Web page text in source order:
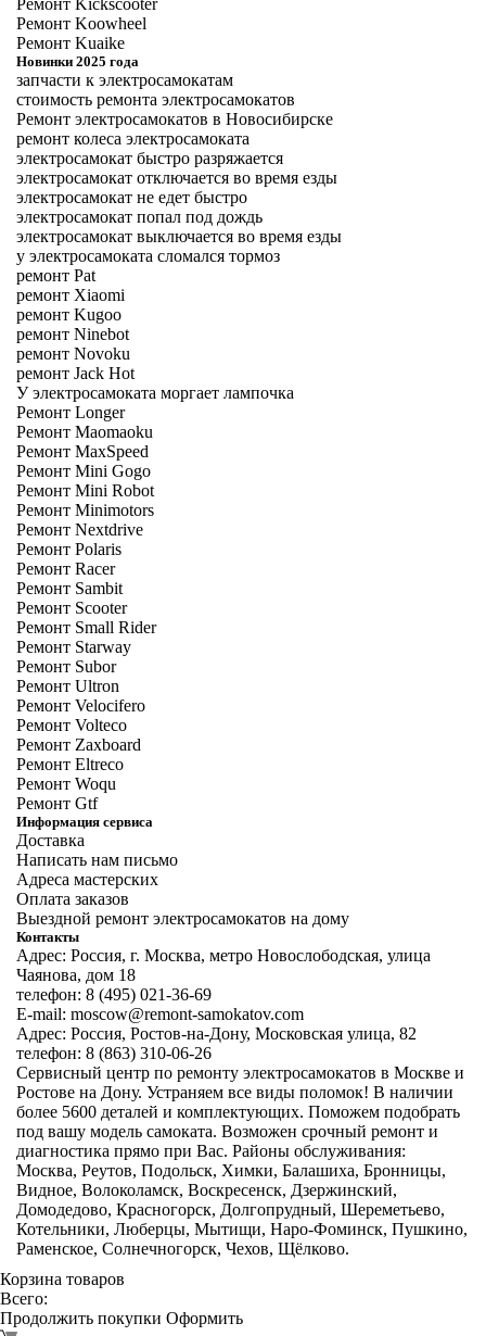
Ремонт Kickscooter
Ремонт Koowheel
Ремонт Kuaike
Новинки 2025 года
запчасти к электросамокатам
стоимость ремонта электросамокатов
Ремонт электросамокатов в Новосибирске
ремонт колеса электросамоката
электросамокат быстро разряжается
электросамокат отключается во время езды
электросамокат не едет быстро
электросамокат попал под дождь
электросамокат выключается во время езды
у электросамоката сломался тормоз
ремонт Pat
ремонт Xiaomi
ремонт Kugoo
ремонт Ninebot
ремонт Novoku
ремонт Jack Hot
У электросамоката моргает лампочка
Ремонт Longer
Ремонт Maomaoku
Ремонт MaxSpeed
Ремонт Mini Gogo
Ремонт Mini Robot
Ремонт Minimotors
Ремонт Nextdrive
Ремонт Polaris
Ремонт Racer
Ремонт Sambit
Ремонт Scooter
Ремонт Small Rider
Ремонт Starway
Ремонт Subor
Ремонт Ultron
Ремонт Velocifero
Ремонт Volteco
Ремонт Zaxboard
Ремонт Eltreco
Ремонт Woqu
Ремонт Gtf
Информация сервиса
Доставка
Написать нам письмо
Адреса мастерских
Оплата заказов
Выездной ремонт электросамокатов на дому
Контакты
Адрес: Россия, г. Москва, метро Новослободская, улица
Чаянова, дом 18
телефон: 8 (495) 021-36-69
E-mail: moscow@remont-samokatov.com
Адрес: Россия, Ростов-на-Дону, Московская улица, 82
телефон: 8 (863) 310-06-26
Сервисный центр по ремонту электросамокатов в Москве и
Ростове на Дону. Устраняем все виды поломок! В наличии
более 5600 деталей и комплектующих. Поможем подобрать
под вашу модель самоката. Возможен срочный ремонт и
диагностика прямо при Вас. Районы обслуживания:
Москва, Реутов, Подольск, Химки, Балашиха, Бронницы,
Видное, Волоколамск, Воскресенск, Дзержинский,
Домодедово, Красногорск, Долгопрудный, Шереметьево,
Котельники, Люберцы, Мытищи, Наро-Фоминск, Пушкино,
Раменское, Солнечногорск, Чехов, Щёлково.
Корзина товаров
Всего:
Продолжить покупки Оформить